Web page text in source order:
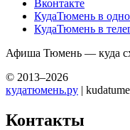
Вконтакте
КудаТюмень в
КудаТюмень в
Афиша Тюмень — куда
© 2013–2026
кудатюмень.ру |
Контакты